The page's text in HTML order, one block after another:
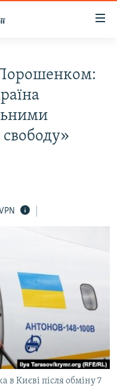
Порошенком:
в Києві після обміну 7